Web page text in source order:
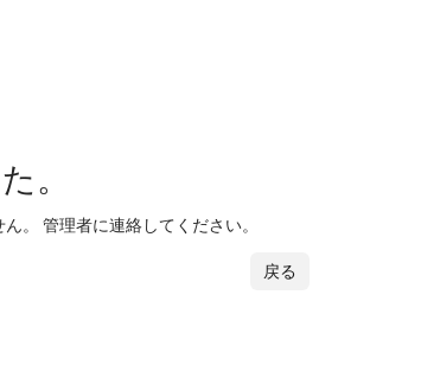
。
。 管理者に連絡してください。
戻る